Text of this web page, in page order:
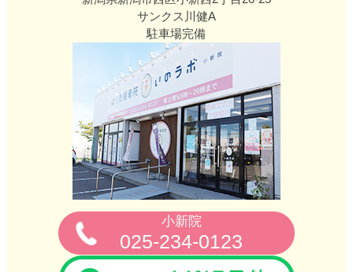
サンクス川健A
駐車場完備
小新院
025-234-0123